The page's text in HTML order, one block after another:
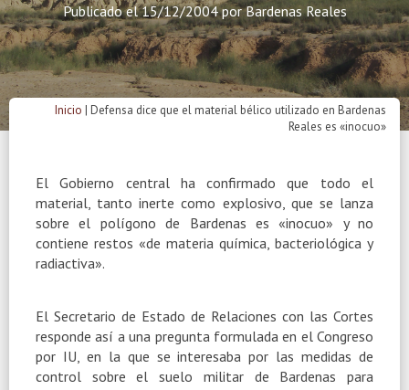
Publicado el15/12/2004porBardenas Reales
Inicio | Defensa dice que el material bélico utilizado en Bardenas
Reales es «inocuo»
El Gobierno central ha confirmado que todo el
material, tanto inerte como explosivo, que se lanza
sobre el polígono de Bardenas es «inocuo» y no
contiene restos «de materia química, bacteriológica y
radiactiva».
El Secretario de Estado de Relaciones con las Cortes
responde así a una pregunta formulada en el Congreso
por IU, en la que se interesaba por las medidas de
control sobre el suelo militar de Bardenas para